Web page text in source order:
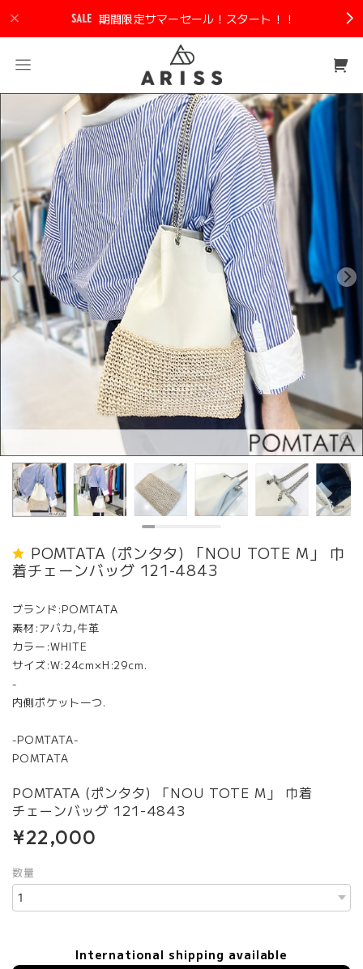
期間限定サマーセール！スタート！！
POMTATA (ポンタタ) 「NOU TOTE M」 巾
着チェーンバッグ 121-4843
ブランド:POMTATA
素材:アバカ,牛革
カラー:WHITE
サイズ:W:24cm×H:29cm.
-
内側ポケット一つ.
-POMTATA-
POMTATA
POMTATA (ポンタタ) 「NOU TOTE M」 巾着
チェーンバッグ 121-4843
¥22,000
数量
International shipping available